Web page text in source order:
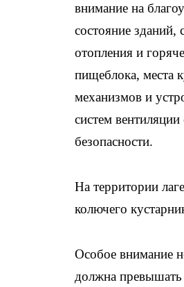
внимание на
состояние зданий,
отопления и
пищеблока, места
механизмов и
систем
безопасности.
На территории
колючего
Особое внимание
должна